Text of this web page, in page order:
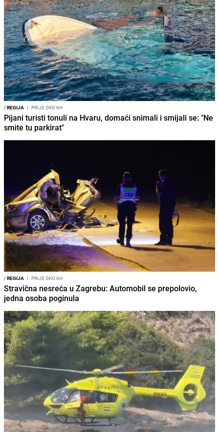
/REGIJA I PRIJE OKO 6H
Pijani turisti tonuli na Hvaru, domaći snimali i smijali se: "Ne
smite tu parkirat"
/REGIJA I PRIJE OKO 6H
Stravična nesreća u Zagrebu: Automobil se prepolovio,
jedna osoba poginula